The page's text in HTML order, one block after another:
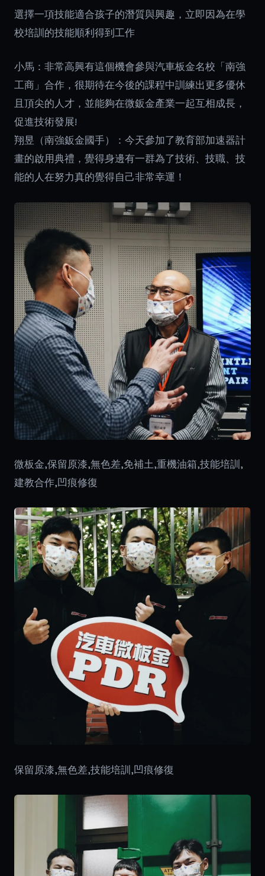
選擇一項技能適合孩子的潛質與興趣，立即因為在學
校培訓的技能順利得到工作
小馬：非常高興有這個機會參與汽車板金名校「南強
工商」合作，很期待在今後的課程中訓練出更多優休
且頂尖的人才，並能夠在微鈑金產業一起互相成長，
促進技術發展!
翔昱（南強鈑金國手）：今天參加了教育部加速器計
畫的啟用典禮，覺得身邊有一群為了技術、技職、技
能的人在努力真的覺得自己非常幸運！
微板金,保留原漆,無色差,免補土,重機油箱,技能培訓,
建教合作,凹痕修復
保留原漆,無色差,技能培訓,凹痕修復